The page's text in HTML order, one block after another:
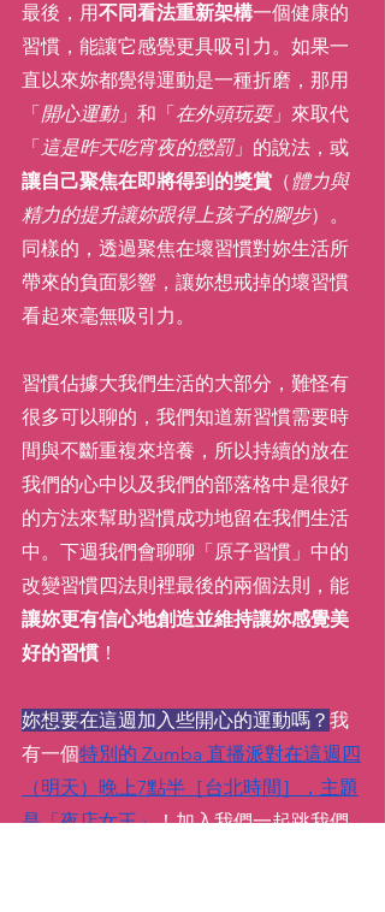
最後，用不同看法重新架構一個健康的
習慣，能讓它感覺更具吸引力。如果一
直以來妳都覺得運動是一種折磨，那用
「開心運動」和「在外頭玩耍」來取代
「這是昨天吃宵夜的懲罰」的說法，或
讓自己聚焦在即將得到的獎賞 （體力與
精力的提升讓妳跟得上孩子的腳步）。
同樣的，透過聚焦在壞習慣對妳生活所
帶來的負面影響，讓妳想戒掉的壞習慣
看起來毫無吸引力。
習慣佔據大我們生活的大部分，難怪有
很多可以聊的，我們知道新習慣需要時
間與不斷重複來培養，所以持續的放在
我們的心中以及我們的部落格中是很好
的方法來幫助習慣成功地留在我們生活
中。下週我們會聊聊「原子習慣」中的
改變習慣四法則裡最後的兩個法則，能
讓妳更有信心地創造並維持讓妳感覺美
好的習慣 ！
妳想要在這週加入些開心的運動嗎？ 我
有一個特別的 Zumba 直播派對在這週四
（明天）晚上7點半［台北時間］，主題
是「夜店女王」！加入我們一起跳我們